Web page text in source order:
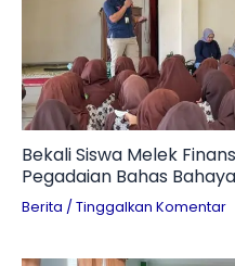
Bekali Siswa Melek
Pegadaian Bahas
Ta’awun
Berita / Tinggalkan Komentar